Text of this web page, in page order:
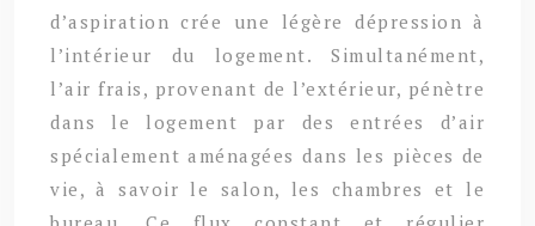
d’aspiration crée une légère dépression à
l’intérieur du logement. Simultanément,
l’air frais, provenant de l’extérieur, pénètre
dans le logement par des entrées d’air
spécialement aménagées dans les pièces de
vie, à savoir le salon, les chambres et le